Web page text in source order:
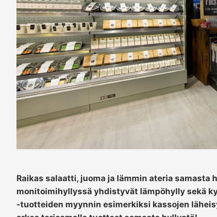
Raikas salaatti, juoma ja lämmin ateria
monitoimihyllyssä yhdistyvät lämpöhylly sekä
-tuotteiden myynnin esimerkiksi kassojen